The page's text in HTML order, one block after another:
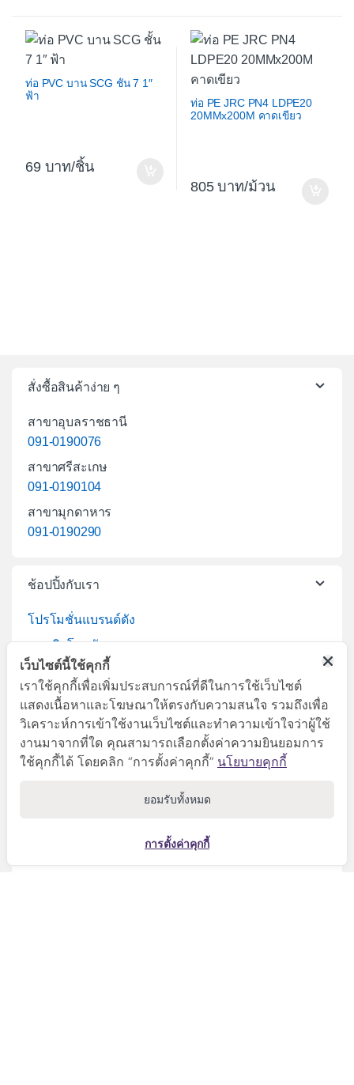
ท่อ PVC บาน SCG ชั้น 7 1″
ฟ้า
69 /ชิ้น
ท่อ PE JRC PN4 LDPE20
20MMx200M คาดเขียว
805 /ม้วน
สั่งซื้อสินค้าง่าย ๆ
สาขาอุบลราชธานี
091-0190076
สาขาศรีสะเกษ
091-0190104
สาขามุกดาหาร
091-0190290
ช้อปปิ้งกับเรา
โปรโมชั่นแบรนด์ดัง
สมาชิกโฮมวัน
สาขาโฮมวัน
สินค้า
บริการ
แคตตาล็อกสินค้า
สถานะจัดส่งสินค้า
เว็บไซต์นี้ใช้คุกกี้
เราใช้คุกกี้เพื่อเพิ่มประสบการณ์ที่ดีในการใช้เว็บไซต์
แสดงเนื้อหาและโฆษณาให้ตรงกับความสนใจ รวมถึงเพื่อ
วิเคราะห์การเข้าใช้งานเว็บไซต์และทำความเข้าใจว่าผู้ใช้
งานมาจากที่ใด คุณสามารถเลือกตั้งค่าความยินยอมการ
ใช้คุกกี้ได้ โดยคลิก “การตั้งค่าคุกกี้” นโยบายคุกกี้
ยอมรับทั้งหมด
การตั้งค่าคุกกี้